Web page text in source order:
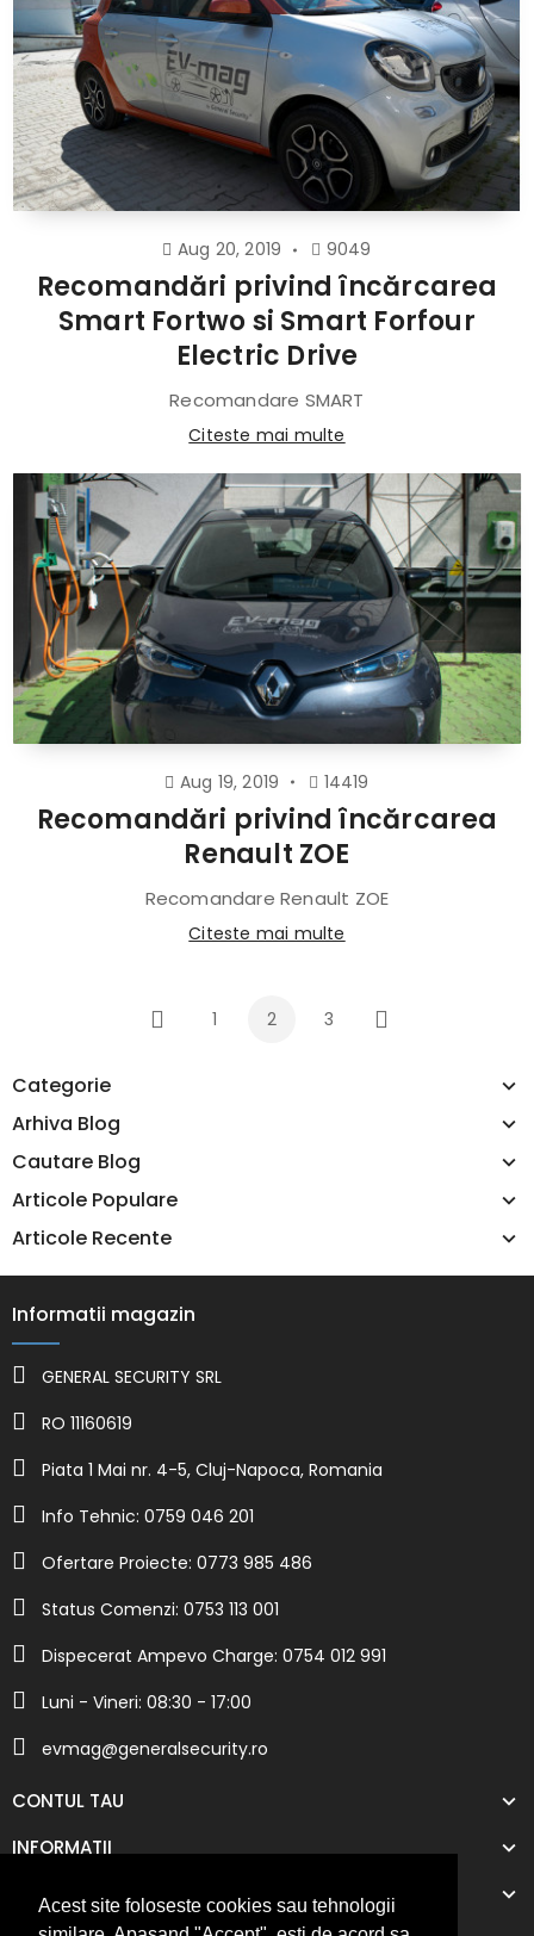
Acest site foloseste cookies sau tehnologii
Aug 20, 2019 9049
Recomandări privind încărcarea
Smart Fortwo si Smart Forfour
Electric Drive
Recomandare SMART
Citeste mai multe
Aug 19, 2019 14419
Recomandări privind încărcarea
Renault ZOE
Recomandare Renault ZOE
Citeste mai multe
Inapoi
1 2 3
Urmatorul
Categorie
Arhiva Blog
Cautare Blog
Articole Populare
Articole Recente
Informatii magazin
GENERAL SECURITY SRL
RO 11160619
Piata 1 Mai nr. 4-5, Cluj-Napoca, Romania
Info Tehnic: 0759 046 201
Ofertare Proiecte: 0773 985 486
Status Comenzi: 0753 113 001
Dispecerat Ampevo Charge: 0754 012 991
Luni - Vineri: 08:30 - 17:00
evmag@generalsecurity.ro
CONTUL TAU
INFORMATII
COMPANIA NOASTRA